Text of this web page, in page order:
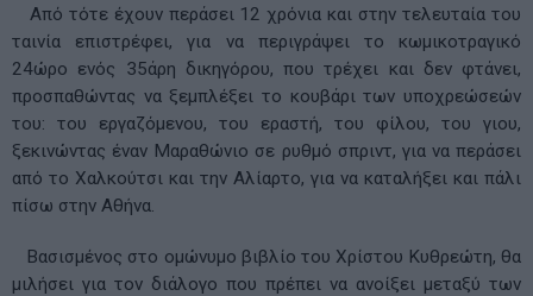
Από τότε έχουν περάσει 12 χρόνια και στην τελευταία του
ταινία επιστρέφει, για να περιγράψει το κωμικοτραγικό
24ώρο ενός 35άρη δικηγόρου, που τρέχει και δεν φτάνει,
προσπαθώντας να ξεμπλέξει το κουβάρι των υποχρεώσεών
του: του εργαζόμενου, του εραστή, του φίλου, του γιου,
ξεκινώντας έναν Μαραθώνιο σε ρυθμό σπριντ, για να περάσει
από το Χαλκούτσι και την Αλίαρτο, για να καταλήξει και πάλι
πίσω στην Αθήνα.
Βασισμένος στο ομώνυμο βιβλίο του Χρίστου Κυθρεώτη, θα
μιλήσει για τον διάλογο που πρέπει να ανοίξει μεταξύ των